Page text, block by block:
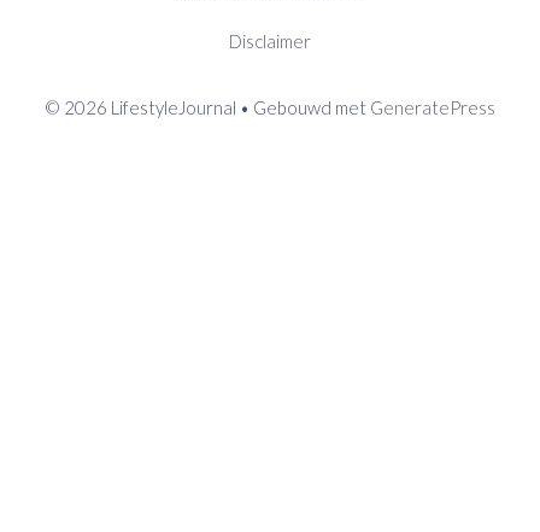
Disclaimer
© 2026 LifestyleJournal • Gebouwd met GeneratePress